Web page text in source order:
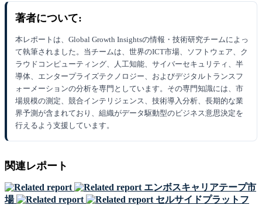
著者について:
本レポートは、Global Growth Insightsの情報・技術研究チームによっ
て執筆されました。当チームは、世界のICT市場、ソフトウェア、ク
ラウドコンピューティング、人工知能、サイバーセキュリティ、半
導体、エンタープライズテクノロジー、およびデジタルトランスフ
ォーメーションの分析を専門としています。その専門知識には、市
場規模の測定、競合インテリジェンス、技術導入分析、長期的な業
界予測が含まれており、組織がデータ駆動型のビジネス意思決定を
行えるよう支援しています。
関連レポート
エンボスキャリアテープ市
場
セルサイドプラットフ